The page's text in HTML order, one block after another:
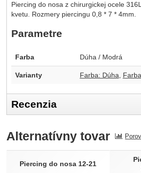
Piercing do nosa z chirurgickej ocele
kvetu. Rozmery piercingu 0,8 * 7 * 4mm.
Parametre
Farba Dúha / Modrá
Varianty Farba: Dúha
Recenzia
Recenzia
Nebola pridaná žiadna
Alternatívny tovar
Piercing do nosa 12-21